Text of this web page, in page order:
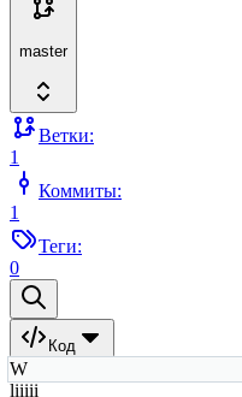
master
Ветки:
1
Коммиты:
1
Теги:
0
Код
W
liiiii